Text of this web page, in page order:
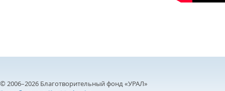
© 2006–2026 Благотворительный фонд «УРАЛ»